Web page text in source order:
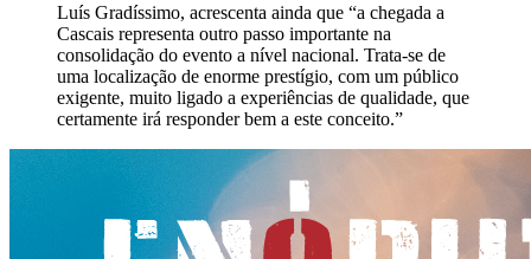
Luís Gradíssimo, acrescenta ainda que “a chegada a
Cascais representa outro passo importante na
consolidação do evento a nível nacional. Trata-se de
uma localização de enorme prestígio, com um público
exigente, muito ligado a experiências de qualidade, que
certamente irá responder bem a este conceito.”